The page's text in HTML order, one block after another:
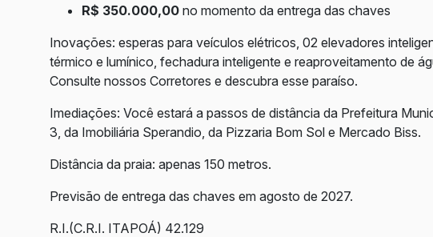
R$ 350.000,00 no momento da entrega das chaves
Inovações: esperas para veículos elétricos, 02 elevadores
térmico e lumínico, fechadura inteligente e reaproveitamento de
Consulte nossos Corretores e descubra esse paraíso.
Imediações: Você estará a passos de distância da Prefeitura
3, da Imobiliária Sperandio, da Pizzaria Bom Sol e Mercado Biss.
Distância da praia: apenas 150 metros.
Previsão de entrega das chaves em agosto de 2027.
R.I.(C.R.I. ITAPOÁ) 42.129